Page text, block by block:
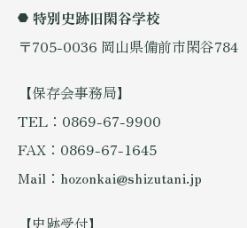
特別史跡旧閑谷学校
〒705-0036 岡山県備前市閑谷784
【保存会事務局】
TEL：0869-67-9900
FAX：0869-67-1645
Mail：hozonkai@shizutani.jp